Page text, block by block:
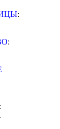
:
:
: